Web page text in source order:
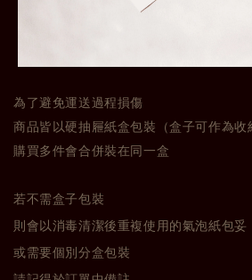
為了避免運送過程損傷
商品皆以硬抽屜紙盒包裝（盒子可作為收
購買多件會合併裝在同一盒
若不需盒子包裝
則會以消毒清潔後重複使用的氣泡紙包妥
或需要個別分盒包裝